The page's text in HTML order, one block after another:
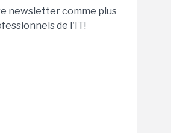
newsletter comme plus
de l'IT!